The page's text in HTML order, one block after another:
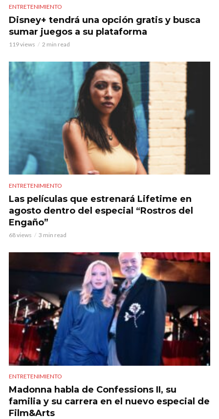
ENTRETENIMIENTO
Disney+ tendrá una opción gratis y busca
sumar juegos a su plataforma
119 views 2 min read
ENTRETENIMIENTO
Las películas que estrenará Lifetime en
agosto dentro del especial “Rostros del
Engaño”
68 views 3 min read
ENTRETENIMIENTO
Madonna habla de Confessions II, su
familia y su carrera en el nuevo especial de
Film&Arts